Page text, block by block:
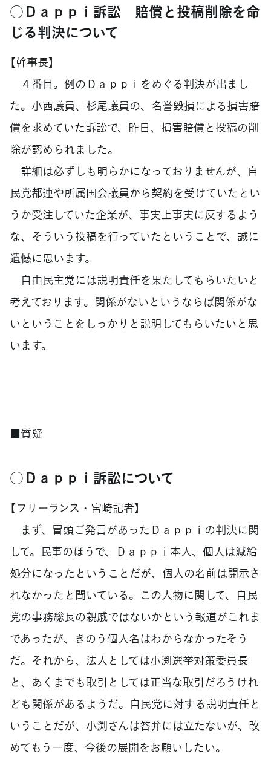
○Ｄａｐｐｉ訴訟 賠償と投稿削除を命
じる判決について
【幹事長】
４番目。例のＤａｐｐｉをめぐる判決が出まし
た。小西議員、杉尾議員の、名誉毀損による損害賠
償を求めていた訴訟で、昨日、損害賠償と投稿の削
除が認められました。
詳細は必ずしも明らかになっておりませんが、自
民党都連や所属国会議員から契約を受けていたとい
うか受注していた企業が、事実上事実に反するよう
な、そういう投稿を行っていたということで、誠に
遺憾に思います。
自由民主党には説明責任を果たしてもらいたいと
考えております。関係がないというならば関係がな
いということをしっかりと説明してもらいたいと思
います。
■質疑
○Ｄａｐｐｉ訴訟について
【フリーランス・宮崎記者】
まず、冒頭ご発言があったＤａｐｐｉの判決に関
して。民事のほうで、Ｄａｐｐｉ本人、個人は減給
処分になったということだが、個人の名前は開示さ
れなかったと聞いている。この人物に関して、自民
党の事務総長の親戚ではないかという報道がこれま
であったが、きのう個人名はわからなかったそう
だ。それから、法人としては小渕選挙対策委員長
と、あくまでも取引としては正当な取引だろうけれ
ども関係があるようだ。自民党に対する説明責任と
いうことだが、小渕さんは答弁には立たないが、改
めてもう一度、今後の展開をお願いしたい。